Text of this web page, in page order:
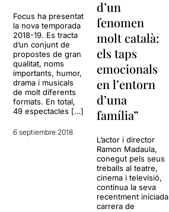
Focus ha presentat
la nova temporada
2018-19. Es tracta
d’un conjunt de
propostes de gran
qualitat, noms
importants, humor,
drama i musicals
de molt diferents
formats. En total,
49 espectacles […]
6 septiembre 2018
d’un
fenomen
molt català:
els taps
emocionals
en l’entorn
d’una
família”
L’actor i director
Ramon Madaula,
conegut pels seus
treballs al teatre,
cinema i televisió,
continua la seva
recentment iniciada
carrera de